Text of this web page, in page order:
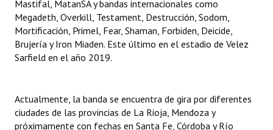
Audiencias Públicas - Registro
Mujeres que Dejaron Huellas - Registro
Banca del Vecino - Registro
Mastifal, MatanSA y bandas internacionales como
Megadeth, Overkill, Testament, Destrucción, Sodom,
Mortificación, Primel, Fear, Shaman, Forbiden, Deicide,
Brujería y Iron Miaden. Este último en el estadio de Velez
Sarfield en el año 2019.
Actualmente, la banda se encuentra de gira por diferentes
ciudades de las provincias de La Rioja, Mendoza y
próximamente con fechas en Santa Fe, Córdoba y Río